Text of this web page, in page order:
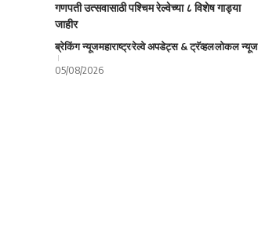
गणपती उत्सवासाठी पश्चिम रेल्वेच्या ८ विशेष गाड्या
जाहीर
ब्रेकिंग न्यूजमहाराष्ट्ररेल्वे अपडेट्स & ट्रॅव्हललोकल न्यूज
05/08/2026